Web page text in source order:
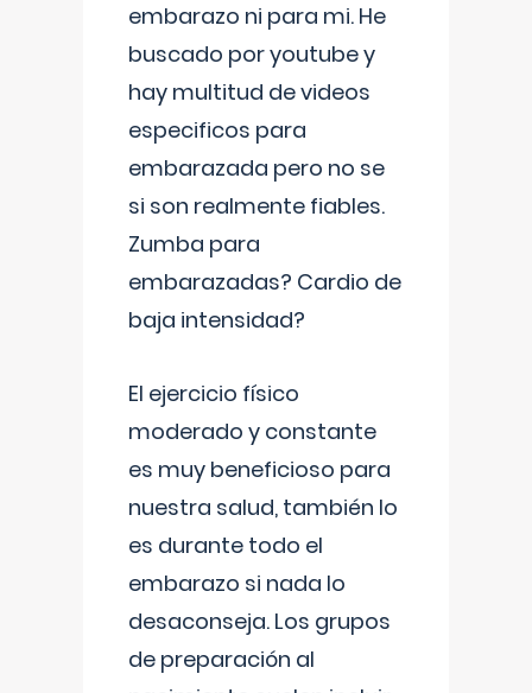
embarazo ni para mi. He
buscado por youtube y
hay multitud de videos
especificos para
embarazada pero no se
si son realmente fiables.
Zumba para
embarazadas? Cardio de
baja intensidad?
El ejercicio físico
moderado y constante
es muy beneficioso para
nuestra salud, también lo
es durante todo el
embarazo si nada lo
desaconseja. Los grupos
de preparación al